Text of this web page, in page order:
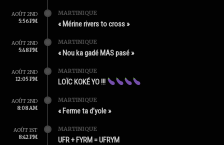
AOÛT 2ND
5:56 PM
MARTINIQUE
« Mérine rivers to cross »
AOÛT 2ND
5:48 PM
MARTINIQUE
« Nou ka gadé MAS pasé »
AOÛT 2ND
12:05 PM
MARTINIQUE
LOÏC KOKÉ YO !!!
AOÛT 2ND
8:08 AM
MARTINIQUE
« Ferme ta d’yole »
AOÛT 1ST
8:42 PM
MARTINIQUE
UFR + FYRM = UFRYM